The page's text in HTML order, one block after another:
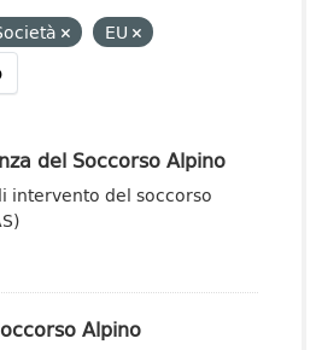
EU
del Soccorso Alpino
intervento del soccorso
Alpino